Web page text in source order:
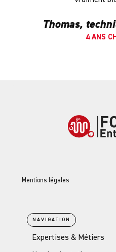
Thomas,
4 ANS
Mentions légales
NAVIGATION
Expertises & Métiers